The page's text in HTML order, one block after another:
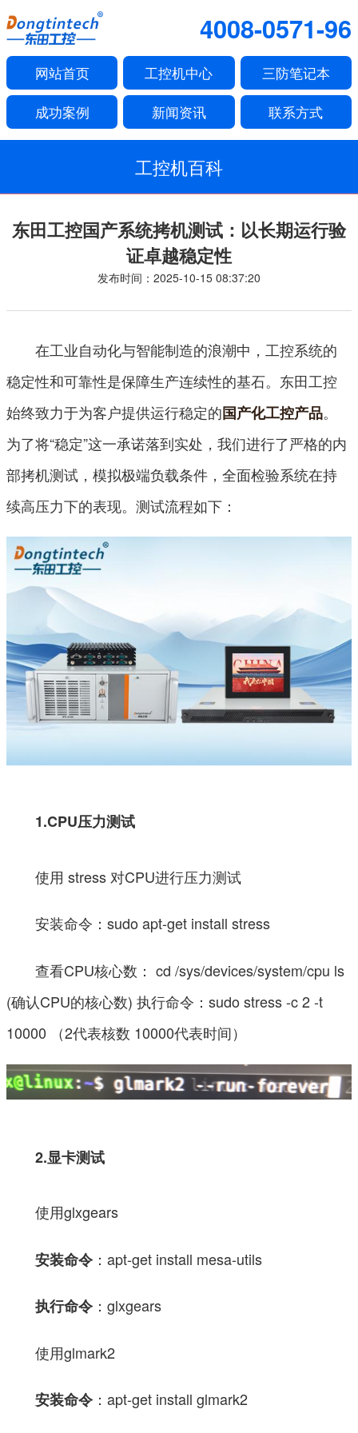
4008-0571-96
网站首页 工控机中心 三防笔记本
成功案例 新闻资讯 联系方式
工控机百科
东田工控国产系统拷机测试：以长期运行验
证卓越稳定性
发布时间：2025-10-15 08:37:20
在工业自动化与智能制造的浪潮中，工控系统的
稳定性和可靠性是保障生产连续性的基石。东田工控
始终致力于为客户提供运行稳定的国产化工控产品。
为了将“稳定”这一承诺落到实处，我们进行了严格的内
部拷机测试，模拟极端负载条件，全面检验系统在持
续高压力下的表现。测试流程如下：
1.CPU压力测试
使用 stress 对CPU进行压力测试
安装命令：sudo apt-get install stress
查看CPU核心数： cd /sys/devices/system/cpu ls
(确认CPU的核心数) 执行命令：sudo stress -c 2 -t
10000 （2代表核数 10000代表时间）
2.显卡测试
使用glxgears
安装命令：apt-get install mesa-utils
执行命令：glxgears
使用glmark2
安装命令：apt-get install glmark2